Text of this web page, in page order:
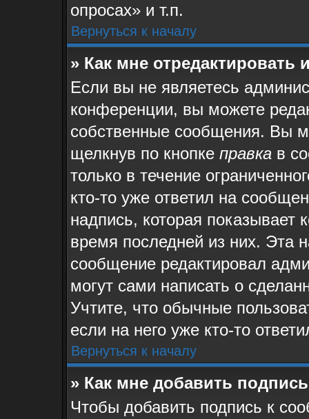
опросах» и т.п.
Вернуться к началу
» Как мне отредактировать
Если вы не являетесь
конференции, вы можете
собственные сообщения. Вы
щелкнув по кнопке правка в
только в течение
кто-то уже ответил на
надпись, которая показывает
время последней из них. Эта
сообщение редактировал
могут сами написать о
Учтите, что обычные
если на него уже кто-то
Вернуться к началу
» Как мне добавить
Чтобы добавить подпись к